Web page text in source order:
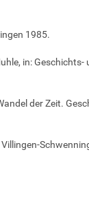
1985.
in: Geschichts-
der Zeit.